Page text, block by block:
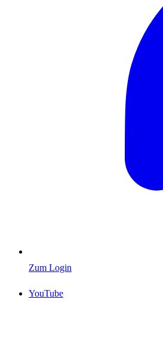
Zum Login
YouTube